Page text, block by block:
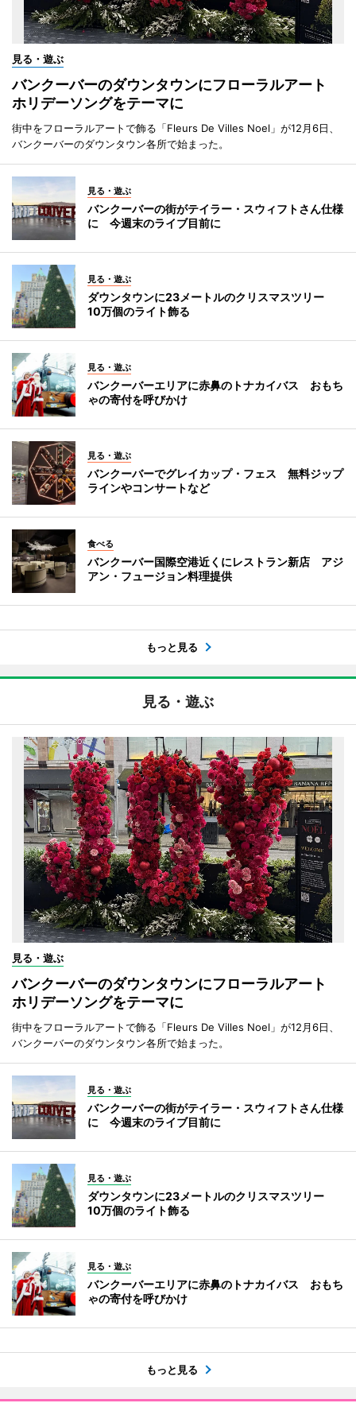
見る・遊ぶ
バンクーバーのダウンタウンにフローラルアート
ホリデーソングをテーマに
街中をフローラルアートで飾る「Fleurs De Villes Noel」が12月6日、
バンクーバーのダウンタウン各所で始まった。
見る・遊ぶ
バンクーバーの街がテイラー・スウィフトさん仕様
に 今週末のライブ目前に
見る・遊ぶ
ダウンタウンに23メートルのクリスマスツリー
10万個のライト飾る
見る・遊ぶ
バンクーバーエリアに赤鼻のトナカイバス おもち
ゃの寄付を呼びかけ
見る・遊ぶ
バンクーバーでグレイカップ・フェス 無料ジップ
ラインやコンサートなど
食べる
バンクーバー国際空港近くにレストラン新店 アジ
アン・フュージョン料理提供
もっと見る
見る・遊ぶ
見る・遊ぶ
バンクーバーのダウンタウンにフローラルアート
ホリデーソングをテーマに
街中をフローラルアートで飾る「Fleurs De Villes Noel」が12月6日、
バンクーバーのダウンタウン各所で始まった。
見る・遊ぶ
バンクーバーの街がテイラー・スウィフトさん仕様
に 今週末のライブ目前に
見る・遊ぶ
ダウンタウンに23メートルのクリスマスツリー
10万個のライト飾る
見る・遊ぶ
バンクーバーエリアに赤鼻のトナカイバス おもち
ゃの寄付を呼びかけ
もっと見る